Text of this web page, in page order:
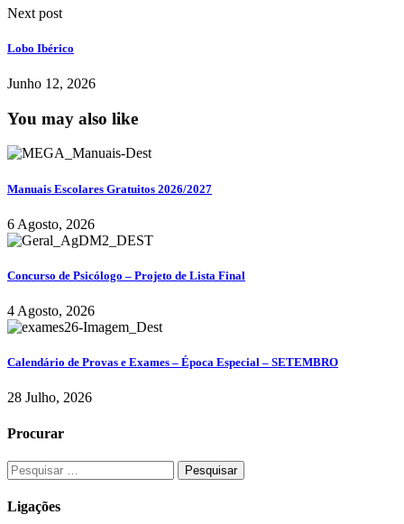
Next post
Lobo Ibérico
Junho 12, 2026
You may also like
Manuais Escolares Gratuitos 2026/2027
6 Agosto, 2026
Concurso de Psicólogo – Projeto de Lista Final
4 Agosto, 2026
Calendário de Provas e Exames – Época Especial – SETEMBRO
28 Julho, 2026
Procurar
Ligações